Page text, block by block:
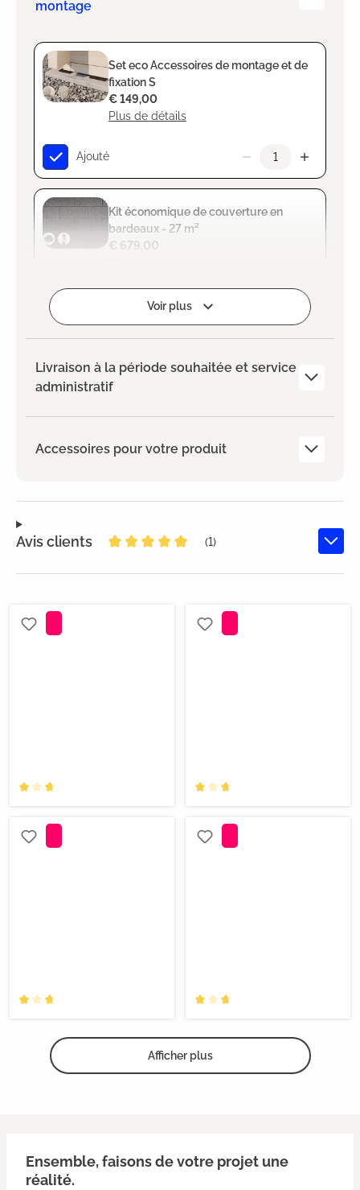
montage
Set eco Accessoires de montage et de
fixation S
Plus de détails
€ 149,00
Ajouté
Kit économique de couverture en
bardeaux - 27 m²
€ 679,00
Voir plus
Livraison à la période souhaitée et service
administratif
Accessoires pour votre produit
Avis clients
(1)
Afficher plus
Ensemble, faisons de votre projet une
réalité.